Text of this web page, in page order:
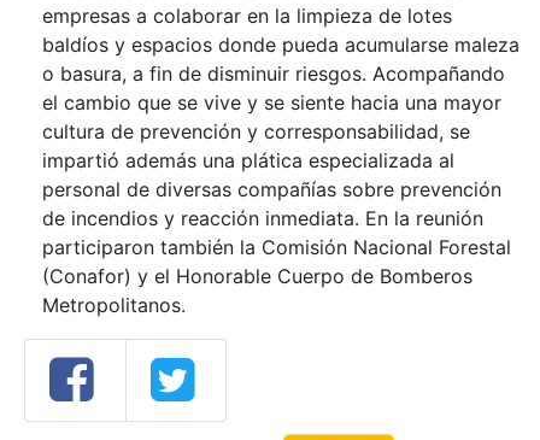
empresas a colaborar en la limpieza de lotes
baldíos y espacios donde pueda acumularse maleza
o basura, a fin de disminuir riesgos. Acompañando
el cambio que se vive y se siente hacia una mayor
cultura de prevención y corresponsabilidad, se
impartió además una plática especializada al
personal de diversas compañías sobre prevención
de incendios y reacción inmediata. En la reunión
participaron también la Comisión Nacional Forestal
(Conafor) y el Honorable Cuerpo de Bomberos
Metropolitanos.